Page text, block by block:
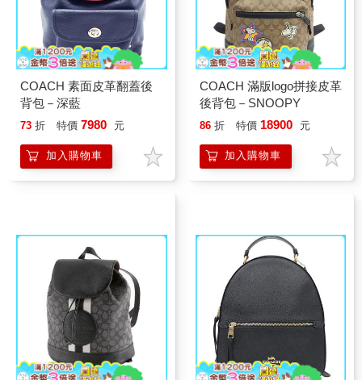
COACH 素面皮革翻蓋後
背包－深藍
73 折 特價 7980 元
加入購物車
COACH 滿版logo拼接皮革
後背包－SNOOPY
86 折 特價 18900 元
加入購物車